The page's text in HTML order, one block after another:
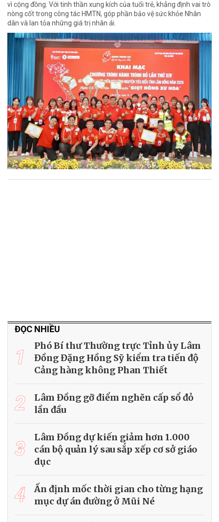
vì cộng đồng. Với tinh thần xung kích của tuổi trẻ, khẳng định vai trò
nòng cốt trong công tác HMTN, góp phần bảo vệ sức khỏe Nhân
dân và lan tỏa những giá trị nhân ái.
ĐỌC NHIỀU
1
Phó Bí thư Thường trực Tỉnh ủy Lâm
Đồng Đặng Hồng Sỹ kiểm tra tiến độ
Cảng hàng không Phan Thiết
2
Lâm Đồng gỡ điểm nghẽn cấp sổ đỏ
lần đầu
3
Lâm Đồng dự kiến giảm hơn 1.000
cán bộ quản lý sau sắp xếp cơ sở giáo
dục
4
Ấn định mốc thời gian cho từng hạng
mục dự án đường ở Mũi Né